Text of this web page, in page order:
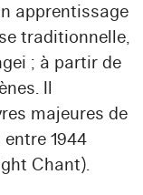
apprentissage
traditionnelle,
; à partir de
Il
majeures de
1944
Chant).